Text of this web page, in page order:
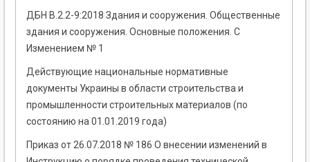
ДБН В.2.2-9:2018 Здания и сооружения. Общественные
здания и сооружения. Основные положения. С
Изменением № 1
Действующие национальные нормативные
документы Украины в области строительства и
промышленности строительных материалов (по
состоянию на 01.01.2019 года)
Приказ от 26.07.2018 № 186 О внесении изменений в